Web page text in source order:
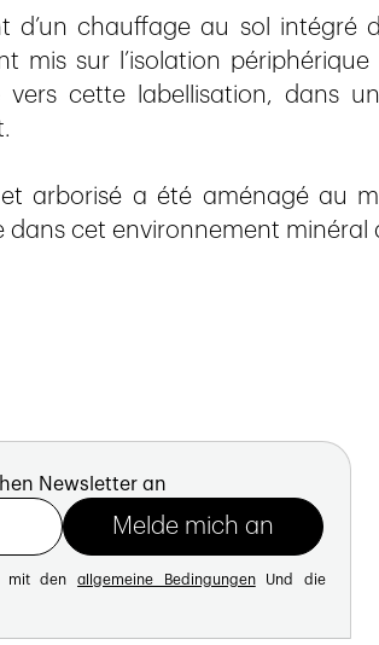
d’un chauffage au sol intégré
mis sur l’isolation
cette labellisation, dans
arborisé a été aménagé au
cet environnement minéral
Newsletter an
mit denallgemeine BedingungenUnd die